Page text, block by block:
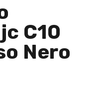
C10
Nero